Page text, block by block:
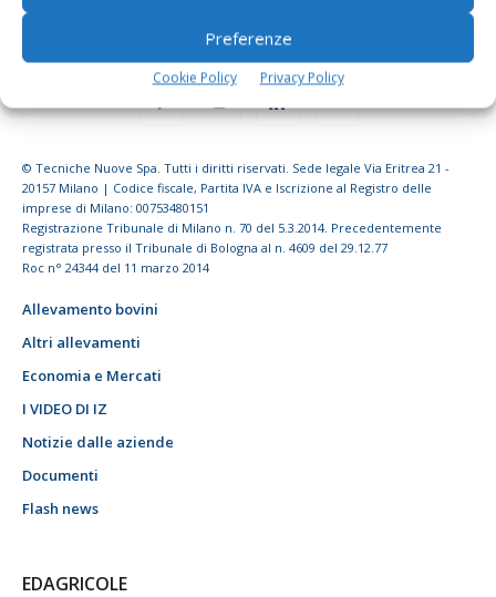
Preferenze
Cookie Policy Privacy Policy
© Tecniche Nuove Spa. Tutti i diritti riservati. Sede legale Via Eritrea 21 -
20157 Milano | Codice fiscale, Partita IVA e Iscrizione al Registro delle
imprese di Milano: 00753480151
Registrazione Tribunale di Milano n. 70 del 5.3.2014. Precedentemente
registrata presso il Tribunale di Bologna al n. 4609 del 29.12.77
Roc n° 24344 del 11 marzo 2014
Allevamento bovini
Altri allevamenti
Economia e Mercati
I VIDEO DI IZ
Notizie dalle aziende
Documenti
Flash news
EDAGRICOLE